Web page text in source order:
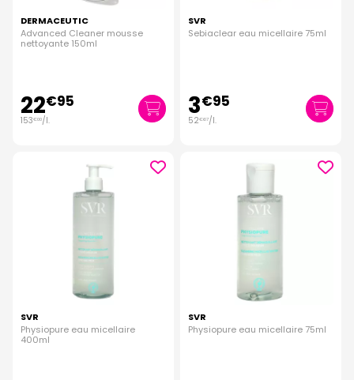
DERMACEUTIC
Advanced Cleaner mousse
nettoyante 150ml
22€95
153€00/l.
SVR
Sebiaclear eau micellaire 75ml
3€95
52€67/l.
SVR
Physiopure eau micellaire
400ml
SVR
Physiopure eau micellaire 75ml